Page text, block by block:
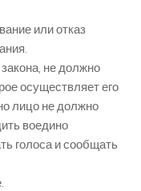
или отказ
не должно
осуществляет его
лицо не должно
воедино
голоса и сообщать